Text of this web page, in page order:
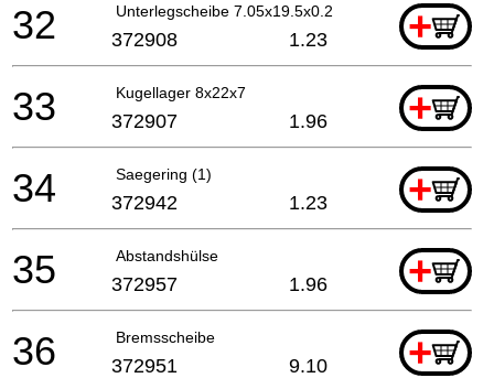
Unterlegscheibe 7.05x19.5x0.2 +
32 372908 1.23
Kugellager 8x22x7 +
33 372907 1.96
Saegering (1) +
34 372942 1.23
Abstandshülse +
35 372957 1.96
Bremsscheibe +
36 372951 9.10